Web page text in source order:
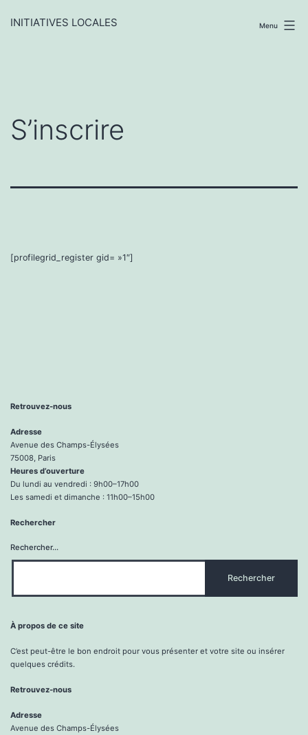
contenu
INITIATIVES LOCALES Menu
S’inscrire
[profilegrid_register gid= »1″]
Retrouvez-nous
Adresse
Avenue des Champs-Élysées
75008, Paris
Heures d’ouverture
Du lundi au vendredi : 9h00–17h00
Les samedi et dimanche : 11h00–15h00
Rechercher
Rechercher…
À propos de ce site
C’est peut-être le bon endroit pour vous présenter et votre site ou insérer
quelques crédits.
Retrouvez-nous
Adresse
Avenue des Champs-Élysées